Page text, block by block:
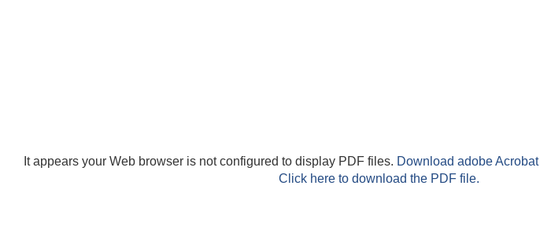
It appears your Web browser is not configured to display PDF files. Download adobe Acrobat
Click here to download the PDF file.